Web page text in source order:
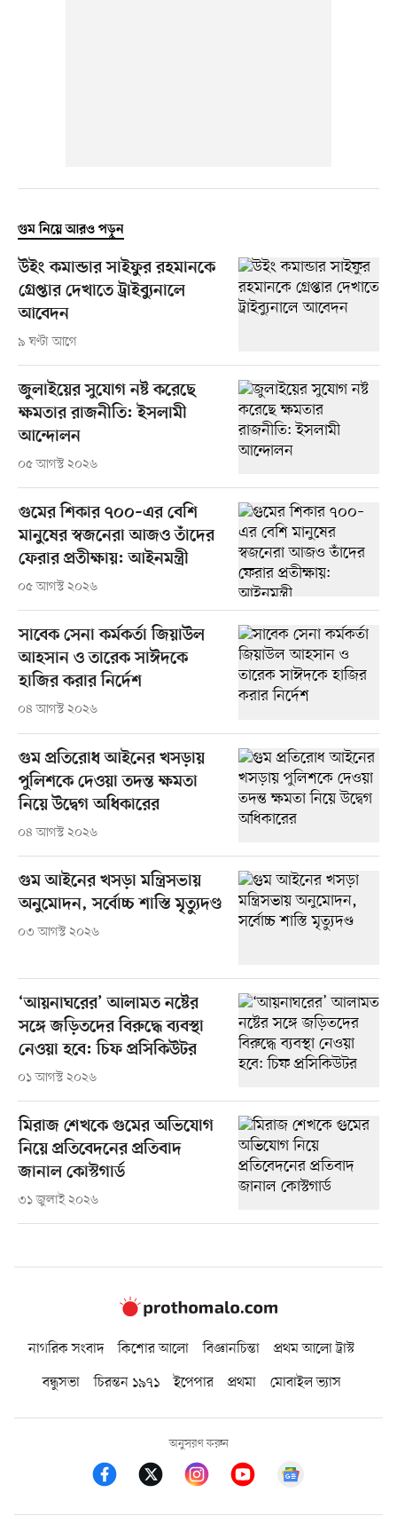
গুম নিয়ে আরও পড়ুন
উইং কমান্ডার সাইফুর রহমানকে
গ্রেপ্তার দেখাতে ট্রাইব্যুনালে
আবেদন
৯ ঘণ্টা আগে
জুলাইয়ের সুযোগ নষ্ট করেছে
ক্ষমতার রাজনীতি: ইসলামী
আন্দোলন
০৫ আগস্ট ২০২৬
গুমের শিকার ৭০০–এর বেশি
মানুষের স্বজনেরা আজও তাঁদের
ফেরার প্রতীক্ষায়: আইনমন্ত্রী
০৫ আগস্ট ২০২৬
সাবেক সেনা কর্মকর্তা জিয়াউল
আহসান ও তারেক সাঈদকে
হাজির করার নির্দেশ
০৪ আগস্ট ২০২৬
গুম প্রতিরোধ আইনের খসড়ায়
পুলিশকে দেওয়া তদন্ত ক্ষমতা
নিয়ে উদ্বেগ অধিকারের
০৪ আগস্ট ২০২৬
গুম আইনের খসড়া মন্ত্রিসভায়
অনুমোদন, সর্বোচ্চ শাস্তি মৃত্যুদণ্ড
০৩ আগস্ট ২০২৬
‘আয়নাঘরের’ আলামত নষ্টের
সঙ্গে জড়িতদের বিরুদ্ধে ব্যবস্থা
নেওয়া হবে: চিফ প্রসিকিউটর
০১ আগস্ট ২০২৬
মিরাজ শেখকে গুমের অভিযোগ
নিয়ে প্রতিবেদনের প্রতিবাদ
জানাল কোস্টগার্ড
৩১ জুলাই ২০২৬
নাগরিক সংবাদ কিশোর আলো বিজ্ঞানচিন্তা
প্রথম আলো ট্রাস্ট
বন্ধুসভা
চিরন্তন ১৯৭১ ইপেপার প্রথমা মোবাইল ভ্যাস
অনুসরণ করুন